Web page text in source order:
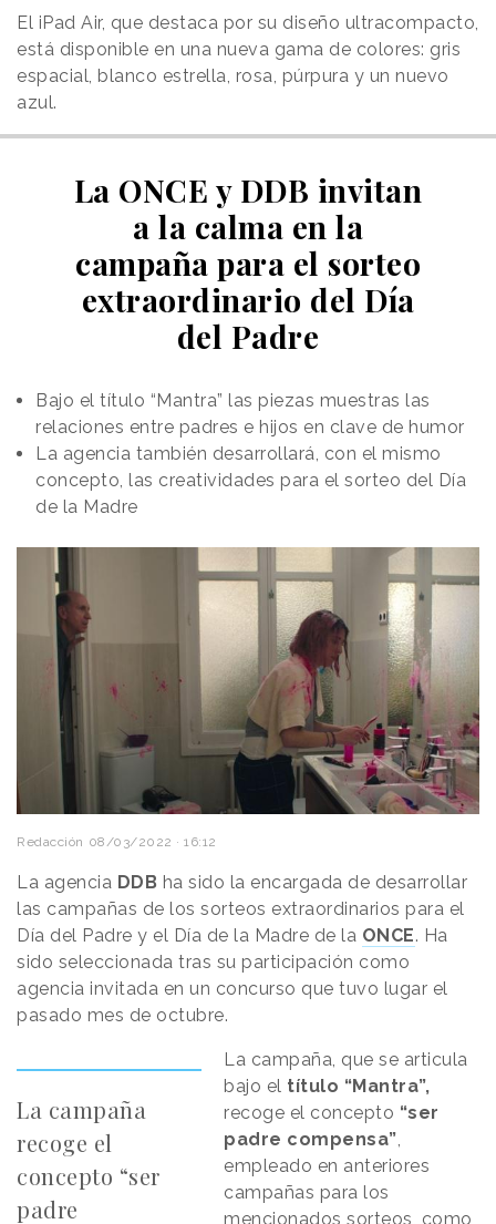
El iPad Air, que destaca por su diseño ultracompacto,
está disponible en una nueva gama de colores: gris
espacial, blanco estrella, rosa, púrpura y un nuevo
azul.
La ONCE y DDB invitan
a la calma en la
campaña para el sorteo
extraordinario del Día
del Padre
Bajo el título “Mantra” las piezas muestras las
relaciones entre padres e hijos en clave de humor
La agencia también desarrollará, con el mismo
concepto, las creatividades para el sorteo del Día
de la Madre
Redacción 08/03/2022 · 16:12
La agencia DDB ha sido la encargada de desarrollar
las campañas de los sorteos extraordinarios para el
Día del Padre y el Día de la Madre de la ONCE. Ha
sido seleccionada tras su participación como
agencia invitada en un concurso que tuvo lugar el
pasado mes de octubre.
La campaña
recoge el
concepto “ser
padre
La campaña, que se articula
bajo el título “Mantra”,
recoge el concepto “ser
padre compensa”
empleado en anteriores
campañas para los
mencionados sorteos, como